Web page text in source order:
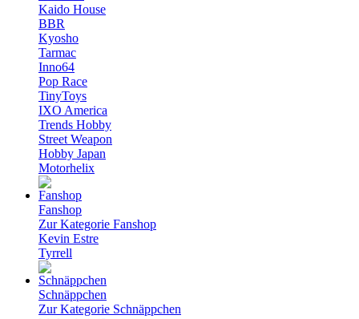
Kaido House
BBR
Kyosho
Tarmac
Inno64
Pop Race
TinyToys
IXO America
Trends Hobby
Street Weapon
Hobby Japan
Motorhelix
Fanshop
Zur Kategorie Fanshop
Kevin Estre
Tyrrell
Schnäppchen
Zur Kategorie Schnäppchen